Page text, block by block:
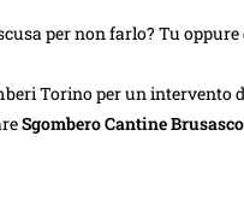
per non farlo? Tu
Torino per un intervento
Sgombero Cantine Brusasco